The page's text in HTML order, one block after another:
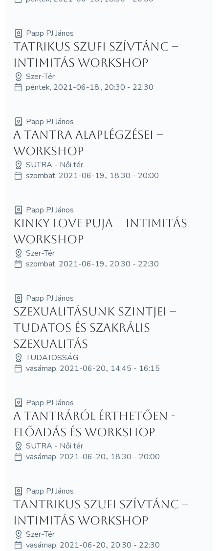
Papp PJ János
Tatrikus szufi szívtánc –
intimitás workshop
Szer-Tér
péntek, 2021-06-18., 20:30 - 22:30
Papp PJ János
A tantra alaplégzései –
workshop
SUTRA - Női tér
szombat, 2021-06-19., 18:30 - 20:00
Papp PJ János
Kinky Love puja – intimitás
workshop
Szer-Tér
szombat, 2021-06-19., 20:30 - 22:30
Papp PJ János
Szexualitásunk szintjei –
Tudatos és szakrális
szexualitás
TUDATOSSÁG
vasárnap, 2021-06-20., 14:45 - 16:15
Papp PJ János
A tantráról érthetően -
előadás és workshop
SUTRA - Női tér
vasárnap, 2021-06-20., 18:30 - 20:00
Papp PJ János
Tantrikus szufi szívtánc –
intimitás workshop
Szer-Tér
vasárnap, 2021-06-20., 20:30 - 22:30